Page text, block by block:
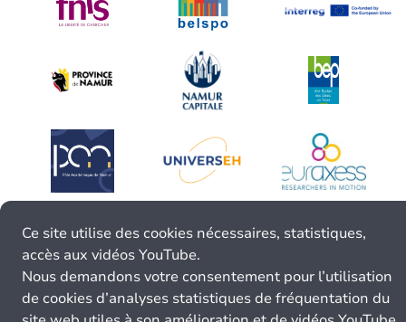
Ce site utilise des cookies nécessaires, statistiques,
accès aux vidéos YouTube.
Nous demandons votre consentement pour l’utilisation
de cookies d’analyses statistiques de fréquentation du